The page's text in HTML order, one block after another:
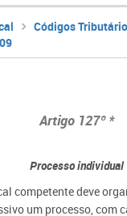
Códigos
Artigo 127º *
Processo individual
competente deve
um processo, com